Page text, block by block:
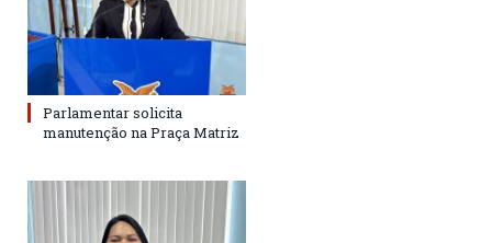
Parlamentar solicita
manutenção na Praça Matriz